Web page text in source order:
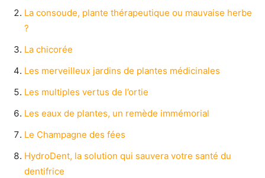
La consoude, plante thérapeutique ou mauvaise herbe
?
La chicorée
Les merveilleux jardins de plantes médicinales
Les multiples vertus de l’ortie
Les eaux de plantes, un remède immémorial
Le Champagne des fées
HydroDent, la solution qui sauvera votre santé du
dentifrice